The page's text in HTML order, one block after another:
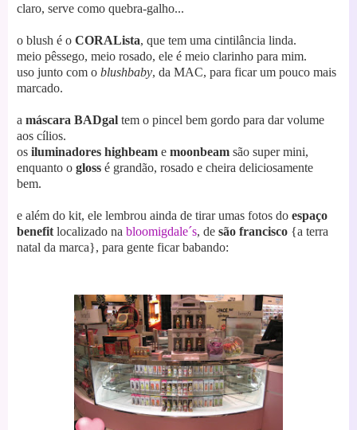
claro, serve como quebra-galho...
o blush é o CORALista, que tem uma cintilância linda.
meio pêssego, meio rosado, ele é meio clarinho para mim.
uso junto com o blushbaby, da MAC, para ficar um pouco mais
marcado.
a máscara BADgal tem o pincel bem gordo para dar volume
aos cílios.
os iluminadores highbeam e moonbeam são super mini,
enquanto o gloss é grandão, rosado e cheira deliciosamente
bem.
e além do kit, ele lembrou ainda de tirar umas fotos do espaço
benefit localizado na bloomigdale´s, de são francisco {a terra
natal da marca}, para gente ficar babando: